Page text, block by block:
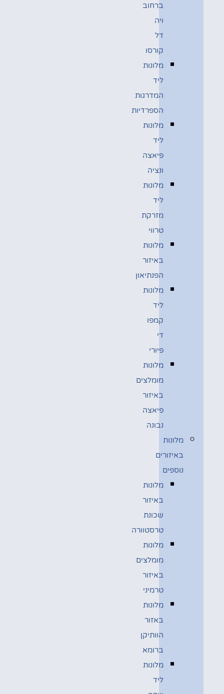
ברחוב
ויה
דל
קורסו
מלונות
ליד
המדרגות
הספרדיות
מלונות
ליד
פיאצה
ונציה
מלונות
ליד
מזרקת
טרווי
מלונות
באיזור
הפנתיאון
מלונות
ליד
קמפו
די
פיורי
מלונות
מומלצים
באיזור
פיאצה
נבונה
מלונות
באיזורים
נוספים
מלונות
באיזור
שכונת
טרסטוורה
מלונות
מומלצים
באיזור
טרמיני
מלונות
באזור
הוותיקן
ברומא
מלונות
ליד